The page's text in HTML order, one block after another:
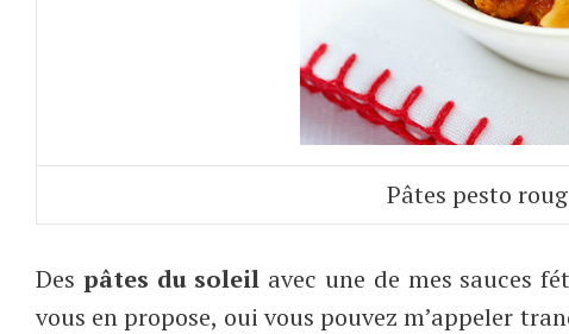
Pâtes pesto
Des pâtes du soleil avec une de mes sauces
vous en propose, oui vous pouvez m’appeler